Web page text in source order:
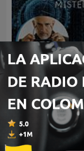
Código Misterio